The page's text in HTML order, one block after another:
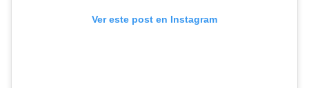
Ver este post en Instagram